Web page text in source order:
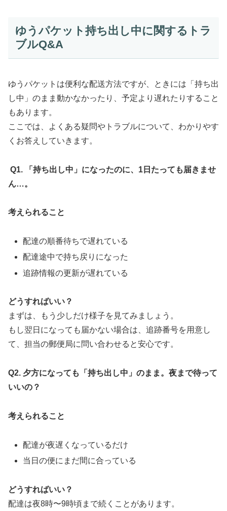
ゆうパケット持ち出し中に関するトラ
ブルQ&A
ゆうパケットは便利な配送方法ですが、ときには「持ち出
し中」のまま動かなかったり、予定より遅れたりすること
もあります。
ここでは、よくある疑問やトラブルについて、わかりやす
くお答えしていきます。
Q1.
「持ち出し中」になったのに、1日たっても届きませ
ん…。
考えられること
配達の順番待ちで遅れている
配達途中で持ち戻りになった
追跡情報の更新が遅れている
どうすればいい？
まずは、もう少しだけ様子を見てみましょう。
もし翌日になっても届かない場合は、追跡番号を用意し
て、担当の郵便局に問い合わせると安心です。
Q2. 夕方になっても「持ち出し中」のまま。夜まで待って
いいの？
考えられること
配達が夜遅くなっているだけ
当日の便にまだ間に合っている
どうすればいい？
配達は夜8時〜9時頃まで続くことがあります。